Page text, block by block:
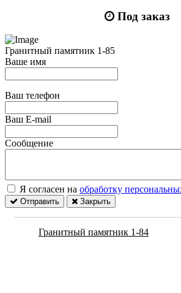
Под заказ
Гранитный памятник 1-85
Ваше имя
Ваш телефон
Ваш E-mail
Сообщение
Я согласен на обработку
Отправить Закрыть
Гранитный памятник 1-84